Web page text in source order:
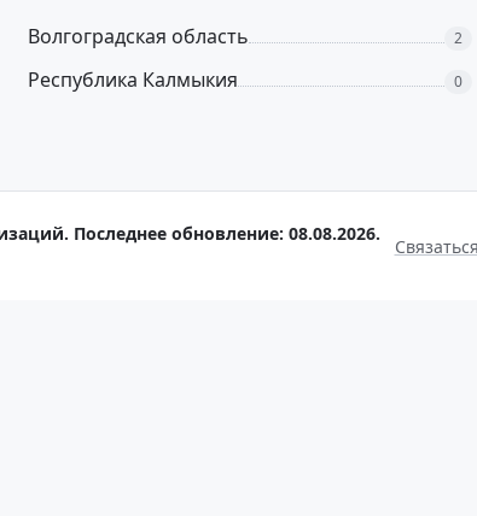
Волгоградская область 2
Республика Калмыкия 0
Последнее обновление: 08.08.2026.
Связаться